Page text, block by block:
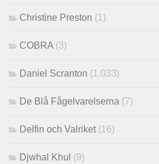
Christine Preston (1)
COBRA (3)
Daniel Scranton (1,033)
De Blå Fågelvarelserna (7)
Delfin och Valriket (16)
Djwhal Khul (9)